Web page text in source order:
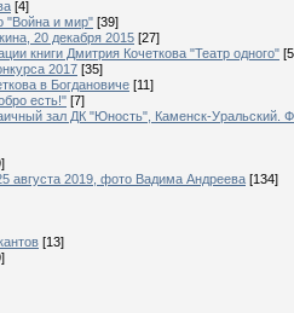
[4]
"Война и мир" [39]
20 декабря 2015 [27]
книги Дмитрия Кочеткова "Театр одного"
2017 [35]
в Богдановиче [11]
есть!" [7]
зал ДК "Юность", Каменск-Уральский.
августа 2019, фото Вадима Андреева [134]
[13]